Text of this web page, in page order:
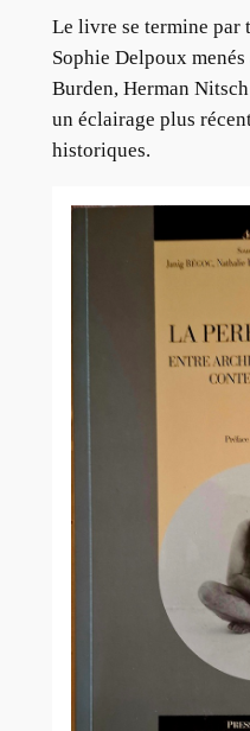
Le livre se termine par
Sophie Delpoux
Burden, Herman
un éclairage plus
historiques.